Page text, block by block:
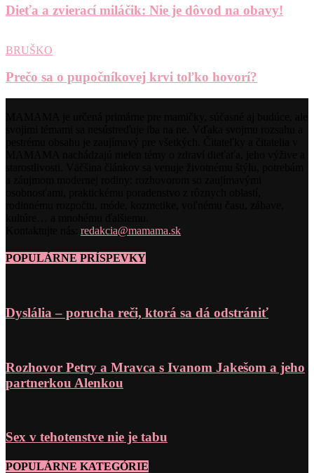
Dieťa a zvierací miláčik: Nie je dôvod na obavy!
BRUŠKO
Prečo sa o pupočníkovej krvi toľko hovorí?
redakcia@mamama.sk
POPULÁRNE PRÍSPEVKY
Dyslália – porucha reči, ktorá sa dá odstrániť
Rozhovor Petry a Mravca s Ivanom Jakešom a jeho
partnerkou Alenkou
Sex v tehotenstve nie je tabu
POPULÁRNE KATEGÓRIE